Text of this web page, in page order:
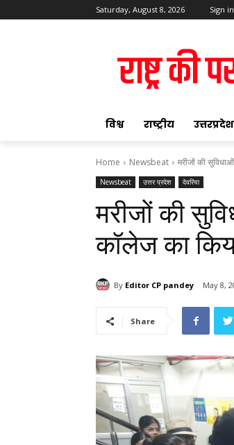
Saturday, August 8, 2026 Sign
विश्व राष्ट्रीय उत्तरप्रदेश
Home Newsbeat मरीजों की
Newsbeat उत्तर प्रदेश देवरिया
मरीजों की
कॉलेज का
By Editor CP pandey May 8,
Share